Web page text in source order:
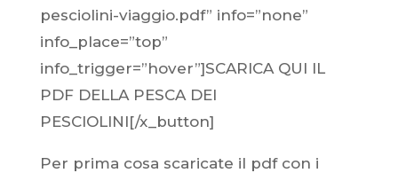
pesciolini-viaggio.pdf” info=”none”
info_place=”top”
info_trigger=”hover”]SCARICA QUI IL
PDF DELLA PESCA DEI
PESCIOLINI[/x_button]
Per prima cosa scaricate il pdf con i